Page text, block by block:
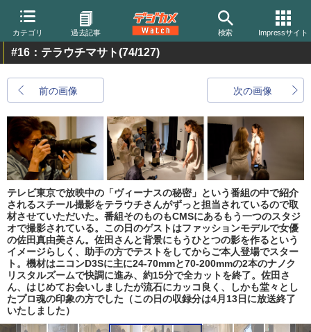
カテゴリ 過去記事 検索 Impressサイト
#16：テラウチマサト(74/127)
前の画像 次の画像
テレビ東京で放映中の「ヴィーナスの秘密」という番組の中で紹介
されるスチール撮影をテラウチさんがずっと担当されているので取
材させていただいた。番組そのものもCMSにあるもう一つのスタジ
オで撮影されている。この日のゲストはファッションモデルで女優
の佐田真由美さん。佐田さんと背景にもうひとつの影を作るという
イメージらしく、助手の方でテストをしてからご本人登場でスター
ト。機材はニコンD3Sに主に24-70mmと70-200mmの2本のナノク
リスタルズームで快調に進み、約15分で全カットを終了。佐田さ
ん、はじめてお会いしましたが流石にカッコ良く、しかも堂々とし
たプロ魂の印象の方でした（この日の収録分は4月13日に放送終了
いたしました）